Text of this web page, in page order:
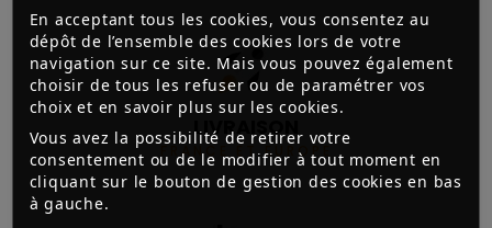
En acceptant tous les cookies, vous consentez au
dépôt de l’ensemble des cookies lors de votre
navigation sur ce site. Mais vous pouvez également
choisir de tous les refuser ou de paramétrer vos
choix et en savoir plus sur les cookies.
Vous avez la possibilité de retirer votre
consentement ou de le modifier à tout moment en
cliquant sur le bouton de gestion des cookies en bas
à gauche.
LIVRAISON
FRANCE ET EUROPE